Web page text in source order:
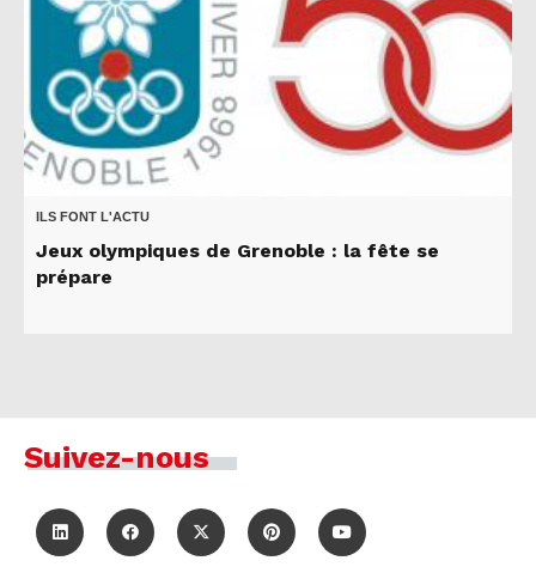
ILS FONT L'ACTU
Jeux olympiques de Grenoble : la fête se
prépare
Suivez-nous